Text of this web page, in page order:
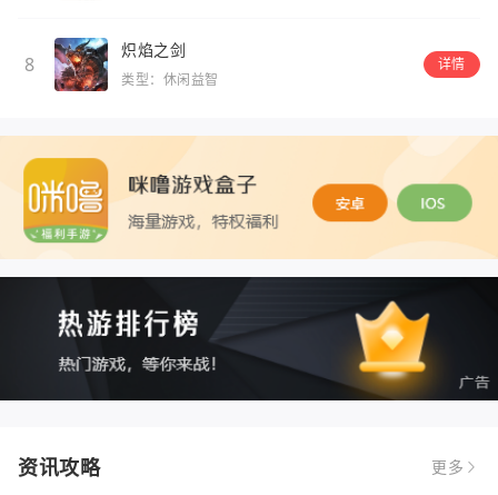
8
炽焰之剑
类型：休闲益智
详情
资讯攻略 更多